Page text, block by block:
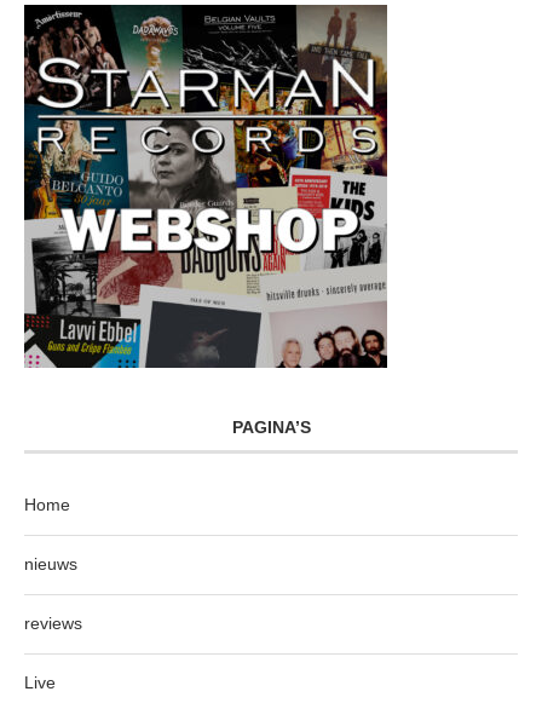
PAGINA’S
Home
nieuws
reviews
Live